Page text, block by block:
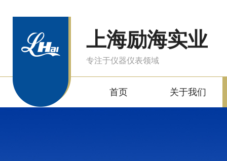
上海励海实业
专注于仪器仪表领域
首页 关于我们